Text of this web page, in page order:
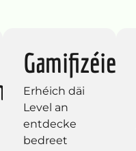
Gamifizéiert
Erhéich däi
Level an
entdecke
bedreet